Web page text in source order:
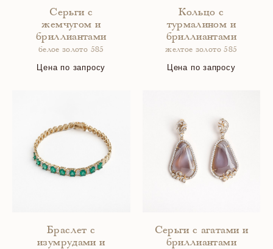
Серьги с
жемчугом и
бриллиантами
белое золото 585
Цена по запросу
Кольцо с
турмалином и
бриллиантами
желтое золото 585
Цена по запросу
Браслет с
изумрудами и
Серьги с агатами и
бриллиантами